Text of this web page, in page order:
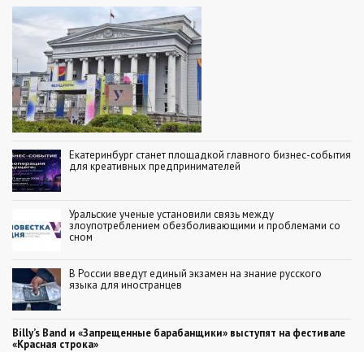
Екатеринбург станет площадкой главного бизнес-события
для креативных предпринимателей
Уральские ученые установили связь между
злоупотреблением обезболивающими и проблемами со
сном
В России введут единый экзамен на знание русского
языка для иностранцев
Billy’s Band и «Запрещенные барабанщики» выступят на фестивале
«Красная строка»